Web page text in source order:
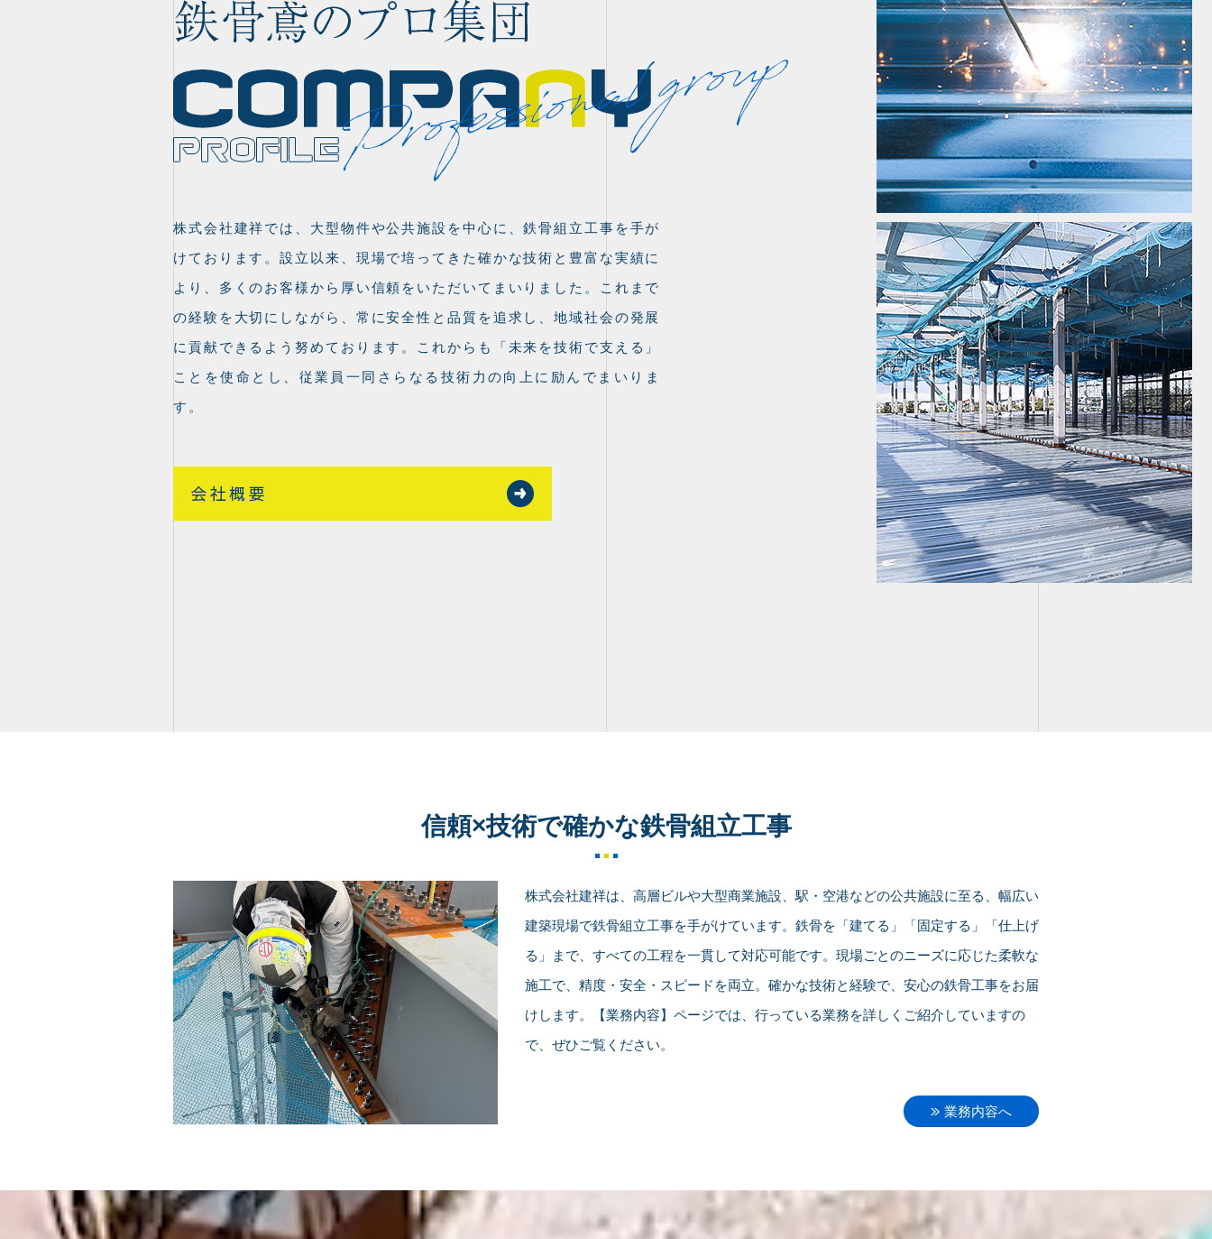
株式会社建祥では、大型物件や公共施設を中心に、鉄骨組立工事を手が
けております。設立以来、現場で培ってきた確かな技術と豊富な実績に
より、多くのお客様から厚い信頼をいただいてまいりました。これまで
の経験を大切にしながら、常に安全性と品質を追求し、地域社会の発展
に貢献できるよう努めております。これからも「未来を技術で支える」
ことを使命とし、従業員一同さらなる技術力の向上に励んでまいりま
す。
信頼×技術で確かな鉄骨組立工事
株式会社建祥は、高層ビルや大型商業施設、駅・空港などの公共施設に至る、幅広い
建築現場で鉄骨組立工事を手がけています。鉄骨を「建てる」「固定する」「仕上げ
る」まで、すべての工程を一貫して対応可能です。現場ごとのニーズに応じた柔軟な
施工で、精度・安全・スピードを両立。確かな技術と経験で、安心の鉄骨工事をお届
けします。【業務内容】ページでは、行っている業務を詳しくご紹介していますの
で、ぜひご覧ください。
業務内容へ